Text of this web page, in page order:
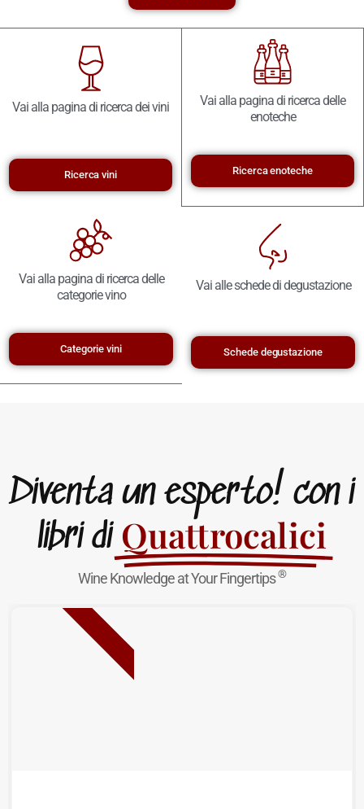
Vai alla pagina di ricerca dei vini
Ricerca vini
Vai alla pagina di ricerca delle
enoteche
Ricerca enoteche
Vai alla pagina di ricerca delle
categorie vino
Categorie vini
Vai alle schede di degustazione
Schede degustazione
Diventa un esperto! con i
libri di Quattrocalici
Wine Knowledge at Your Fingertips®
NUOVA USCITA